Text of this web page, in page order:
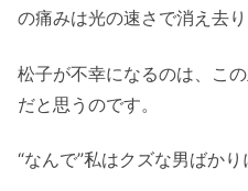
の痛みは光の速さで消え去り
松子が不幸になるのは、こ
だと思うのです。
“なんで”私はクズな男ばか